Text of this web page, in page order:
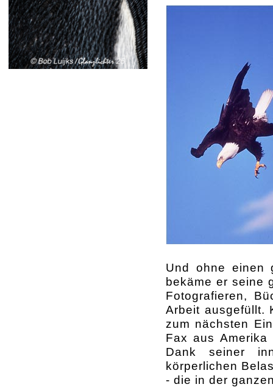
Und ohne einen
bekäme er seine
Fotografieren,
Arbeit ausgefüllt.
zum nächsten
Fax aus
Dank seiner
körperlichen
- die in der